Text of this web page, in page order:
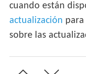
cuando están
actualización
sobre las